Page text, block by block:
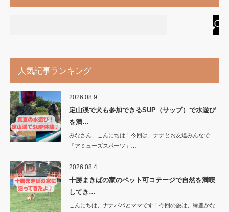
人気記事ランキング
2026.08.9
定山渓で犬も参加できるSUP（サップ）で水遊び
を満…
みなさん、こんにちは！今回は、ナナとお友達みんなで
「アミューズスポーツ」…
2026.08.4
十勝まきばの家のペット可コテージで自然を満喫
してき…
こんにちは、ナナパパとママです！今回の旅は、緑豊かな